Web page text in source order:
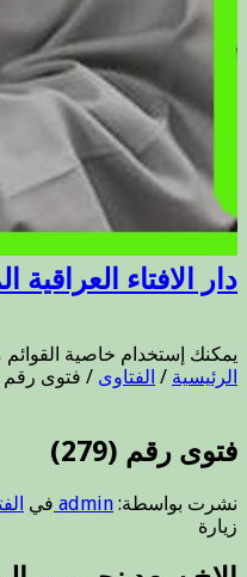
دار الافتاء
يمكنك إستخدام خاصية القوائم
الرئيسية / الفتاوى / فتوى رقم
فتوى رقم (279)
نشرت بواسطة: admin في
زيارة